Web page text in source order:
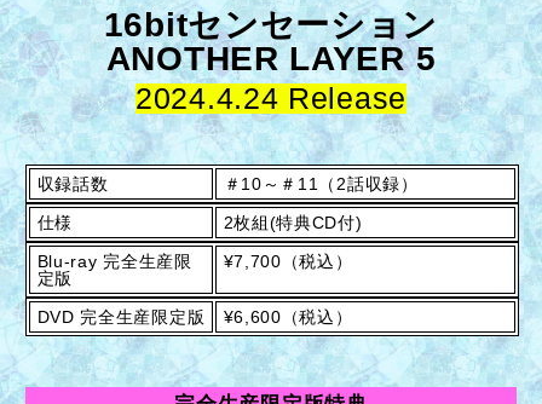
16bitセンセーション
ANOTHER LAYER 5
2024.4.24 Release
収録話数
＃10～＃11（2話収録）
仕様
2枚組(特典CD付)
Blu-ray 完全生産限
定版
¥7,700（税込）
DVD 完全生産限定版 ¥6,600（税込）